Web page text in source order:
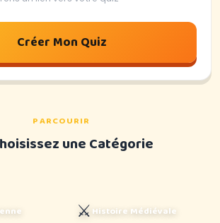
Créer Mon Quiz
PARCOURIR
une Catégorie
⚔️Histoire Médiévale